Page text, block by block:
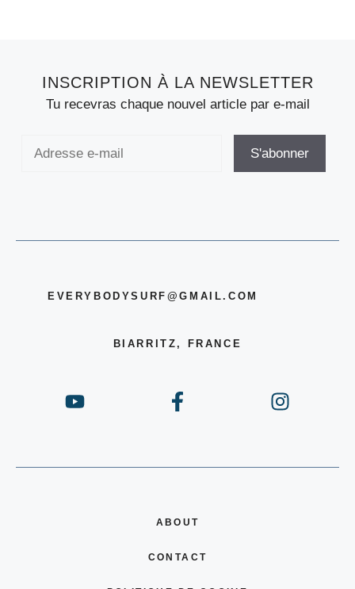
INSCRIPTION À LA NEWSLETTER
Tu recevras chaque nouvel article par e-mail
EVERYBODYSURF@GMAIL.COM
BIARRITZ, FRANCE
ABOUT
CONTACT